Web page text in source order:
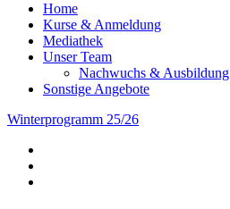
Home
Kurse & Anmeldung
Mediathek
Unser Team
Nachwuchs & Ausbildung
Sonstige Angebote
Winterprogramm 25/26